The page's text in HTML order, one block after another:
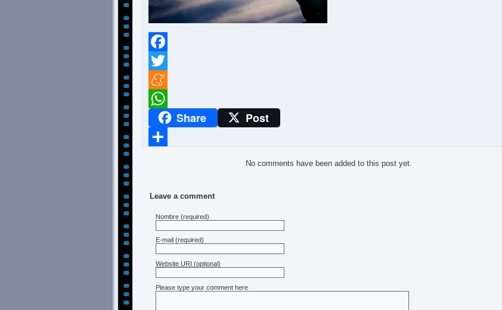
Facebook
Twitter
Meneame
WhatsAppShare Post
No comments have been added to this post yet.
Leave a comment
Nombre (required)
E-mail (required)
Website URI (optional)
Please type your comment here